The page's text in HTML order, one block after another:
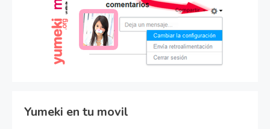
Yumeki en tu movil